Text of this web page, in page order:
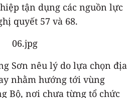
tận dụng các nguồn lực
quyết 57 và 68.
Sơn nêu lý do lựa chọn địa
nhằm hướng tới vùng
Bộ, nơi chưa từng tổ chức